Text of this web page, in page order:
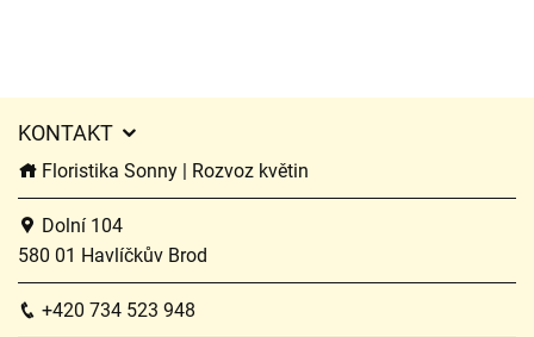
KONTAKT
Floristika Sonny | Rozvoz květin
Dolní 104
580 01 Havlíčkův Brod
+420 734 523 948